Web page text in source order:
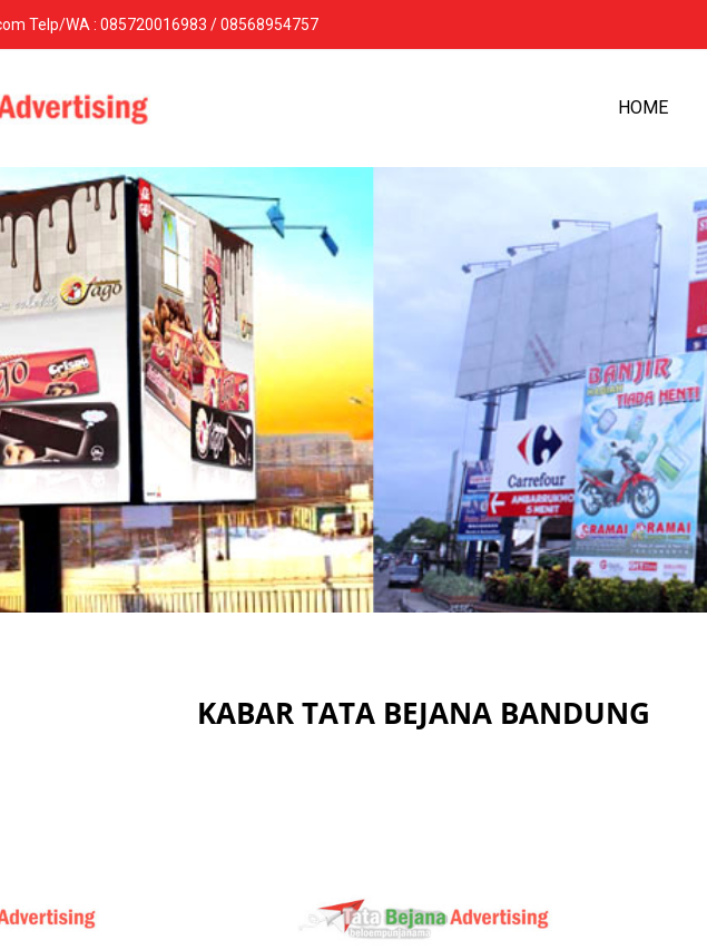
Telp/WA : 085720016983 / 08568954757
HOME
KABAR TATA BEJANA BANDUNG